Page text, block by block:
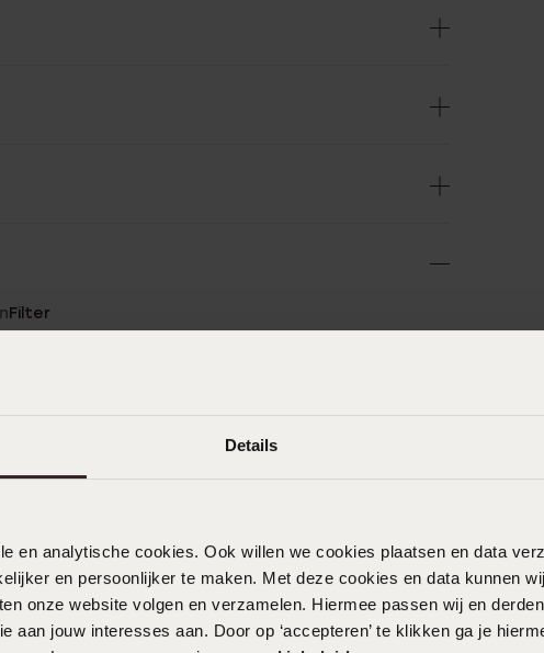
Details
en analytische cookies. Ook willen we cookies plaatsen en data
en persoonlijker te maken. Met deze cookies en data kunnen
onze website volgen en verzamelen. Hiermee passen wij en
aan jouw interesses aan. Door op ‘accepteren’ te klikken ga je
Filter
Mooie ring alleen jammer dat het
zilveren gedeelte mat is. Wel mooie
05-01-2024 - Hanneke V.